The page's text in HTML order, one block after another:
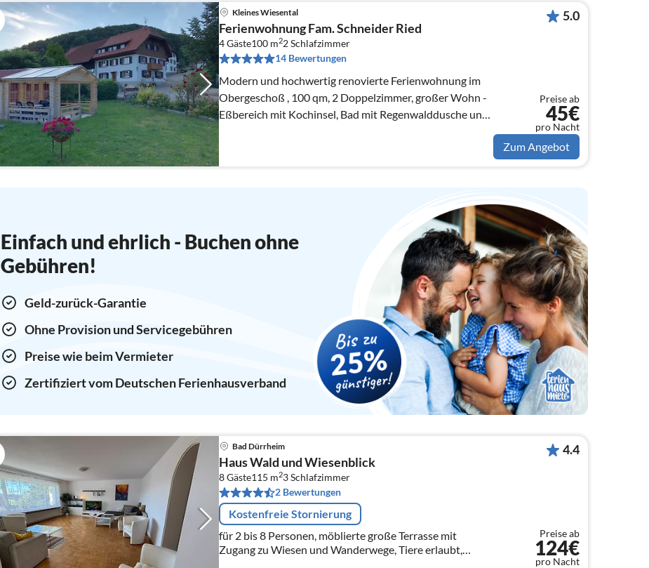
Kleines Wiesental
Ferienwohnung Fam. Schneider Ried
4 Gäste100 m22Schlafzimmer
14 Bewertungen
Modern und hochwertig renovierte Ferienwohnung im
Obergeschoß , 100 qm, 2 Doppelzimmer, großer Wohn -
Eßbereich mit Kochinsel, Bad mit Regenwalddusche und
separates Wc zusätzlich
5.0
Preise ab
45€
pro Nacht
Zum Angebot
Einfach und ehrlich - Buchen ohne
Gebühren!
Geld-zurück-Garantie
Ohne Provision und Servicegebühren
Preise wie beim Vermieter
Zertifiziert vom Deutschen Ferienhausverband
Bad Dürrheim
Haus Wald und Wiesenblick
8 Gäste115 m23Schlafzimmer
2 Bewertungen
Kostenfreie Stornierung
für 2 bis 8 Personen, möblierte große Terrasse mit
Zugang zu Wiesen und Wanderwege, Tiere erlaubt,
4.4
Preise ab
124€
pro Nacht